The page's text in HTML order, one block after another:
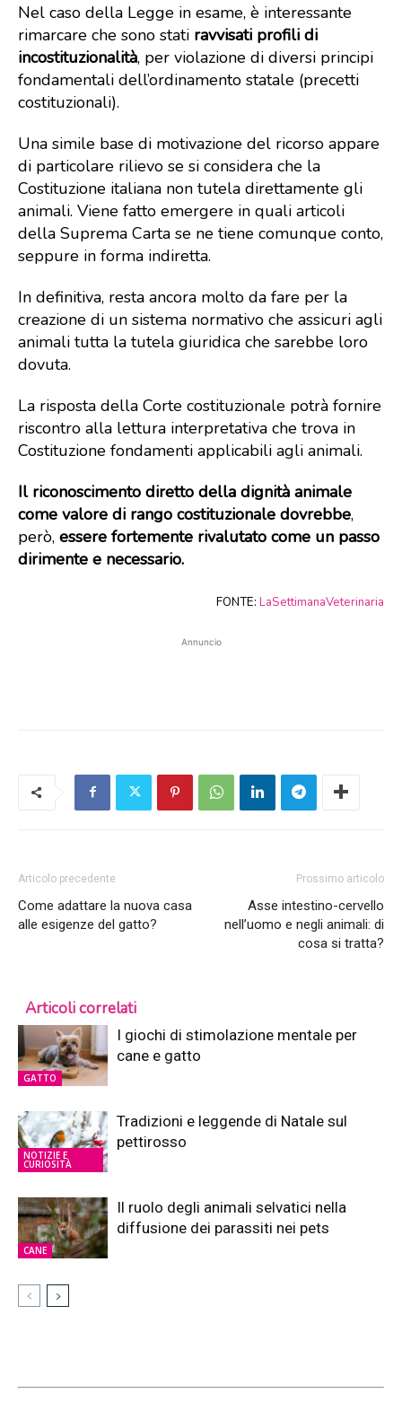
Nel caso della Legge in esame, è interessante
rimarcare che sono stati ravvisati profili di
incostituzionalità, per violazione di diversi principi
fondamentali dell’ordinamento statale (precetti
costituzionali).
Una simile base di motivazione del ricorso appare
di particolare rilievo se si considera che la
Costituzione italiana non tutela direttamente gli
animali. Viene fatto emergere in quali articoli
della Suprema Carta se ne tiene comunque conto,
seppure in forma indiretta.
In definitiva, resta ancora molto da fare per la
creazione di un sistema normativo che assicuri agli
animali tutta la tutela giuridica che sarebbe loro
dovuta.
La risposta della Corte costituzionale potrà fornire
riscontro alla lettura interpretativa che trova in
Costituzione fondamenti applicabili agli animali.
Il riconoscimento diretto della dignità animale
come valore di rango costituzionale dovrebbe,
però, essere fortemente rivalutato come un passo
dirimente e necessario.
FONTE: LaSettimanaVeterinaria
Annuncio
Articolo precedente
Come adattare la nuova casa
alle esigenze del gatto?
Prossimo articolo
Asse intestino-cervello
nell’uomo e negli animali: di
cosa si tratta?
Articoli correlati
GATTO
I giochi di stimolazione mentale per
cane e gatto
NOTIZIE E
CURIOSITÀ
Tradizioni e leggende di Natale sul
pettirosso
CANE
Il ruolo degli animali selvatici nella
diffusione dei parassiti nei pets